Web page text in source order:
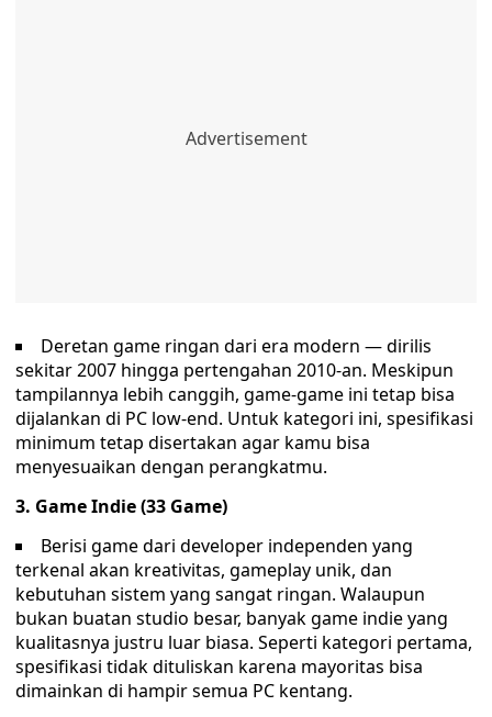
Deretan game ringan dari era modern — dirilis
sekitar 2007 hingga pertengahan 2010-an. Meskipun
tampilannya lebih canggih, game-game ini tetap bisa
dijalankan di PC low-end. Untuk kategori ini, spesifikasi
minimum tetap disertakan agar kamu bisa
menyesuaikan dengan perangkatmu.
3. Game Indie (33 Game)
Berisi game dari developer independen yang
terkenal akan kreativitas, gameplay unik, dan
kebutuhan sistem yang sangat ringan. Walaupun
bukan buatan studio besar, banyak game indie yang
kualitasnya justru luar biasa. Seperti kategori pertama,
spesifikasi tidak dituliskan karena mayoritas bisa
dimainkan di hampir semua PC kentang.